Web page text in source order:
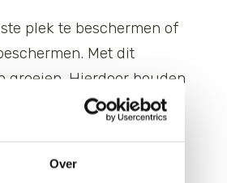
Over
plek te beschermen of
Met dit
groeien. Hierdoor houden
de dichtheid van